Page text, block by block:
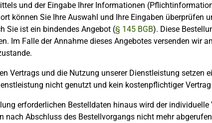
und der Eingabe Ihrer Informationen
können Sie Ihre Auswahl und Ihre Eingaben überprüfen
Sie ist ein bindendes Angebot (§ 145 BGB). Diese
Im Falle der Annahme dieses Angebotes versenden wir
Vertrags und die Nutzung unserer Dienstleistung setzen
nicht genutzt und kein kostenpflichtiger
erforderlichen Bestelldaten hinaus wird der
nach Abschluss des Bestellvorgangs nicht mehr